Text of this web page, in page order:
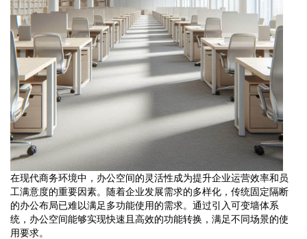
在现代商务环境中，办公空间的灵活性成为提升企业运营效率和员
工满意度的重要因素。随着企业发展需求的多样化，传统固定隔断
的办公布局已难以满足多功能使用的需求。通过引入可变墙体系
统，办公空间能够实现快速且高效的功能转换，满足不同场景的使
用要求。